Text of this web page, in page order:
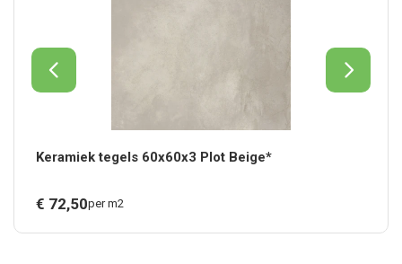
Keramiek tegels 60x60x3 Plot Beige*
€ 72,50per m2